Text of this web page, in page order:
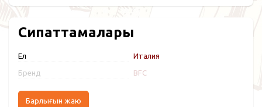
Сипаттамалары
Ел Италия
Бренд BFC
Барлығын жаю